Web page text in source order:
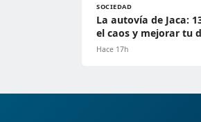
SOCIEDAD
La autovía de Jaca:
el caos y mejorar tu
Hace 17h